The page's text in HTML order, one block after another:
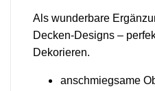
Als wunderbare
Decken-Designs –
Dekorieren.
anschmiegsame